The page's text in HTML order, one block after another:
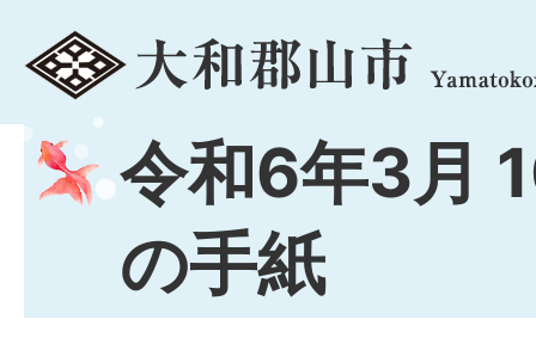
menu
令和6年3月
の手紙